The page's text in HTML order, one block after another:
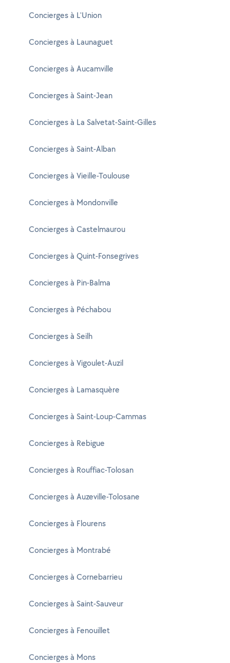
Concierges à L'Union
Concierges à Launaguet
Concierges à Aucamville
Concierges à Saint-Jean
Concierges à La Salvetat-Saint-Gilles
Concierges à Saint-Alban
Concierges à Vieille-Toulouse
Concierges à Mondonville
Concierges à Castelmaurou
Concierges à Quint-Fonsegrives
Concierges à Pin-Balma
Concierges à Péchabou
Concierges à Seilh
Concierges à Vigoulet-Auzil
Concierges à Lamasquère
Concierges à Saint-Loup-Cammas
Concierges à Rebigue
Concierges à Rouffiac-Tolosan
Concierges à Auzeville-Tolosane
Concierges à Flourens
Concierges à Montrabé
Concierges à Cornebarrieu
Concierges à Saint-Sauveur
Concierges à Fenouillet
Concierges à Mons